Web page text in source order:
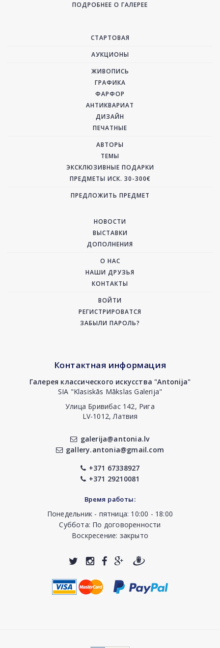
ПОДРОБНЕЕ О ГАЛЕРЕЕ
СТАРТОВАЯ
АУКЦИОНЫ
ЖИВОПИСЬ
ГРАФИКА
ФАРФОР
АНТИКВАРИАТ
ДИЗАЙН
ПЕЧАТНЫЕ
АВТОРЫ
ТЕМЫ
ЭКСКЛЮЗИВНЫЕ ПОДАРКИ
ПРЕДМЕТЫ ИСК. 30-300€
ПРЕДЛОЖИТЬ ПРЕДМЕТ
НОВОСТИ
ВЫСТАВКИ
ДОПОЛНЕНИЯ
О НАС
НАШИ ДРУЗЬЯ
КОНТАКТЫ
ВОЙТИ
РЕГИСТРИРОВАТСЯ
ЗАБЫЛИ ПАРОЛЬ?
Контактная информация
Галерея классического искусства "Antonija"
SIA "Klasiskās Mākslas Galerija"
Улица Бривибас 142, Рига
LV-1012, Латвия
galerija@antonia.lv
gallery.antonia@gmail.com
+371 67338927
+371 29210081
Время работы:
Понедельник - пятница: 10:00 - 18:00
Суббота: По договоренности
Воскресение: закрыто